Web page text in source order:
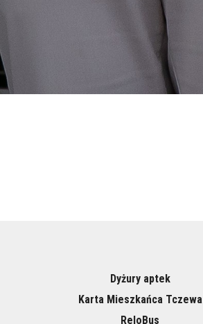
Dyżury aptek
Karta Mieszkańca Tczewa
ReloBus